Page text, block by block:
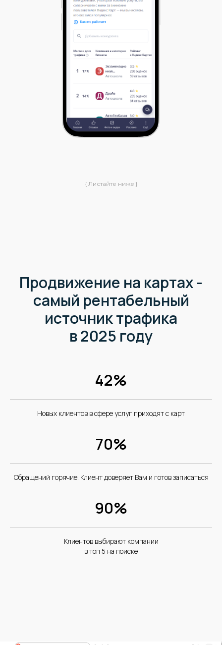
{ Листайте ниже }
Продвижение на картах -
самый рентабельный
источник трафика
в 2025 году
42%
Новых клиентов в сфере услуг приходят с карт
70%
Обращений горячие. Клиент доверяет Вам и готов записаться
90%
Клиентов выбирают компании
в топ 5 на поиске